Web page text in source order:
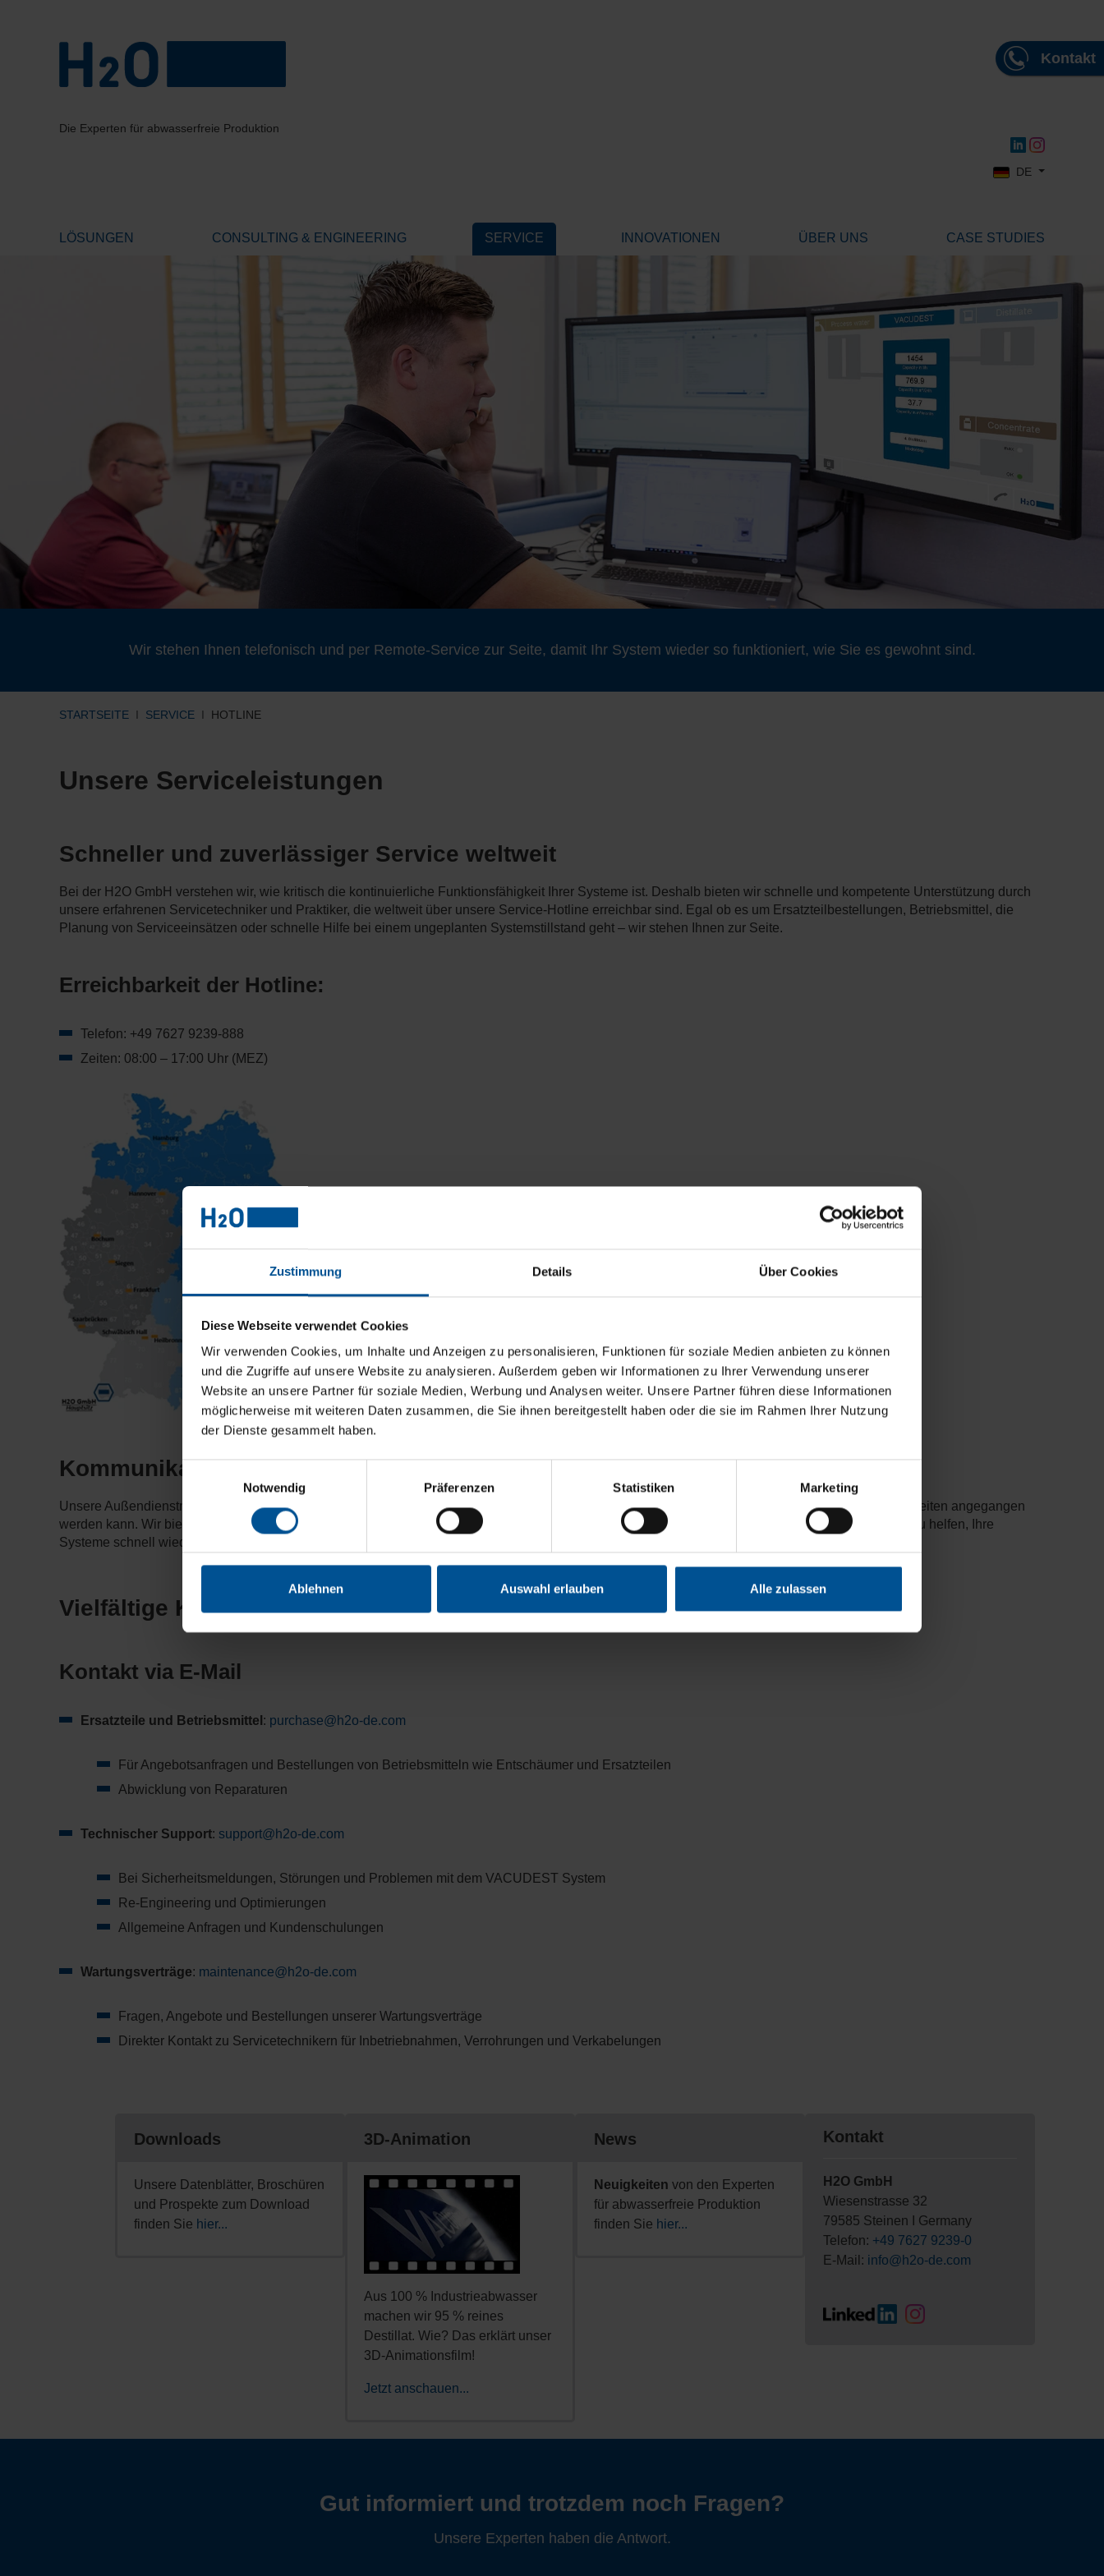
Zustimmung Details Über Cookies
Diese Webseite verwendet Cookies
Wir verwenden Cookies, um Inhalte und Anzeigen zu personalisieren, Funktionen für soziale Medien anbieten zu können
und die Zugriffe auf unsere Website zu analysieren. Außerdem geben wir Informationen zu Ihrer Verwendung unserer
Website an unsere Partner für soziale Medien, Werbung und Analysen weiter. Unsere Partner führen diese Informationen
möglicherweise mit weiteren Daten zusammen, die Sie ihnen bereitgestellt haben oder die sie im Rahmen Ihrer Nutzung
der Dienste gesammelt haben.
Einwilligungsauswahl
Notwendig
Präferenzen Statistiken Marketing
Ablehnen Auswahl erlauben Alle zulassen
Kontakt
Die Experten für abwasserfreie Produktion
Sprache auswählen
DE
LÖSUNGEN CONSULTING & ENGINEERING SERVICE INNOVATIONEN ÜBER UNS CASE STUDIES
Wir stehen Ihnen telefonisch und per Remote-Service zur Seite, damit Ihr System wieder so funktioniert, wie Sie es gewohnt sind.
STARTSEITE SERVICE HOTLINE
Unsere Serviceleistungen
Schneller und zuverlässiger Service weltweit
Bei der H2O GmbH verstehen wir, wie kritisch die kontinuierliche Funktionsfähigkeit Ihrer Systeme ist. Deshalb bieten wir schnelle und kompetente Unterstützung durch
unsere erfahrenen Servicetechniker und Praktiker, die weltweit über unsere Service-Hotline erreichbar sind. Egal ob es um Ersatzteilbestellungen, Betriebsmittel, die
Planung von Serviceeinsätzen oder schnelle Hilfe bei einem ungeplanten Systemstillstand geht – wir stehen Ihnen zur Seite.
Erreichbarkeit der Hotline:
Telefon: +49 7627 9239-888
Zeiten: 08:00 – 17:00 Uhr (MEZ)
Kommunikation und Beratung in Ihrer Sprache
Unsere Außendienstmitarbeiter sprechen Ihre Landessprache, um sicherzustellen, dass jedes Problem effizient und ohne Verständigungsschwierigkeiten angegangen
werden kann. Wir bieten nicht nur telefonischen Support und Remote-Service an, sondern stehen auch für direkte Einsätze vor Ort bereit, um Ihnen zu helfen, Ihre
Systeme schnell wieder in den gewohnten Zustand zu bringen.
Vielfältige Kontaktmöglichkeiten
Kontakt via E-Mail
Ersatzteile und Betriebsmittel : purchase@h2o-de.com
Für Angebotsanfragen und Bestellungen von Betriebsmitteln wie Entschäumer und Ersatzteilen
Abwicklung von Reparaturen
Technischer Support: support@h2o-de.com
Bei Sicherheitsmeldungen, Störungen und Problemen mit dem VACUDEST System
Re-Engineering und Optimierungen
Allgemeine Anfragen und Kundenschulungen
Wartungsverträge: maintenance@h2o-de.com
Fragen, Angebote und Bestellungen unserer Wartungsverträge
Direkter Kontakt zu Servicetechnikern für Inbetriebnahmen, Verrohrungen und Verkabelungen
Kontakt
H2O GmbH
Wiesenstrasse 32
79585 Steinen I Germany
Telefon: +49 7627 9239-0
E-Mail: info@h2o-de.com
News
Neuigkeiten von den Experten
für abwasserfreie Produktion
finden Sie hier...
3D-Animation
Aus 100 % Industrieabwasser
machen wir 95 % reines
Destillat. Wie? Das erklärt unser
3D-Animationsfilm!
Jetzt anschauen...
Downloads
Unsere Datenblätter, Broschüren
und Prospekte zum Download
finden Sie hier...
Gut informiert und trotzdem noch Fragen?
Unsere Experten haben die Antwort.